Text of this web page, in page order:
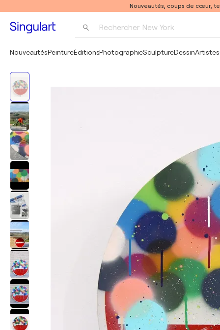
Nouveautés, coups de cœur,
Rechercher New York
NouveautésPeintureÉditionsPhotographieSculptureDessinArtistes